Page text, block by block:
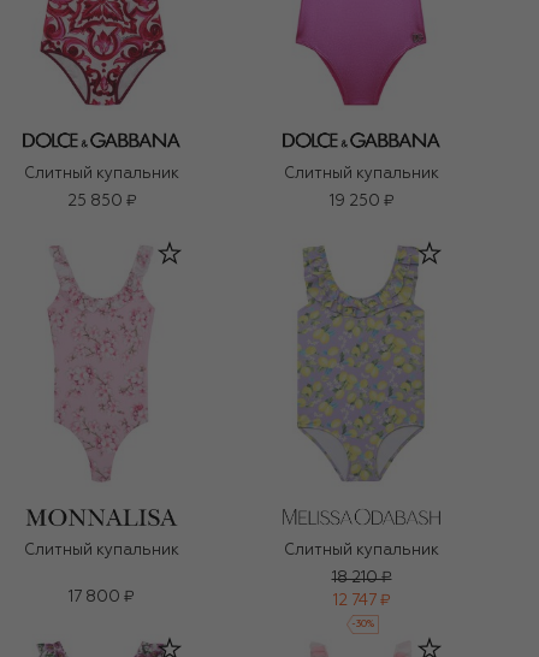
Слитный купальник
25 850 ₽
Слитный купальник
19 250 ₽
Слитный купальник
17 800 ₽
Слитный купальник
18 210 ₽
12 747 ₽
-30%